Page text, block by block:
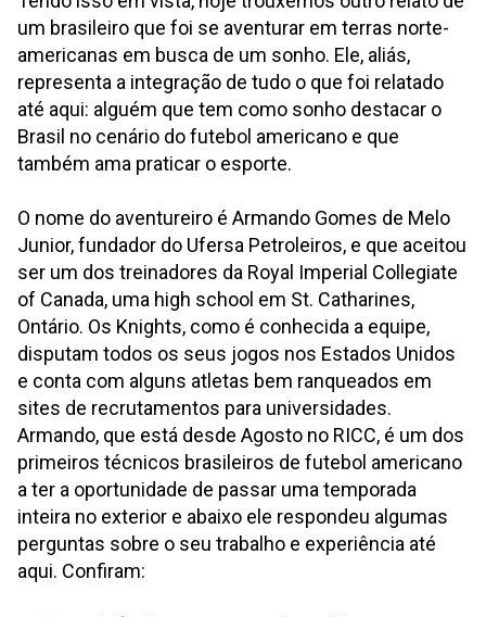
um brasileiro que foi se aventurar em terras norte-
americanas em busca de um sonho. Ele, aliás,
representa a integração de tudo o que foi relatado
até aqui: alguém que tem como sonho destacar o
Brasil no cenário do futebol americano e que
também ama praticar o esporte.
O nome do aventureiro é Armando Gomes de Melo
Junior, fundador do Ufersa Petroleiros, e que aceitou
ser um dos treinadores da Royal Imperial Collegiate
of Canada, uma high school em St. Catharines,
Ontário. Os Knights, como é conhecida a equipe,
disputam todos os seus jogos nos Estados Unidos
e conta com alguns atletas bem ranqueados em
sites de recrutamentos para universidades.
Armando, que está desde Agosto no RICC, é um dos
primeiros técnicos brasileiros de futebol americano
a ter a oportunidade de passar uma temporada
inteira no exterior e abaixo ele respondeu algumas
perguntas sobre o seu trabalho e experiência até
aqui. Confiram: